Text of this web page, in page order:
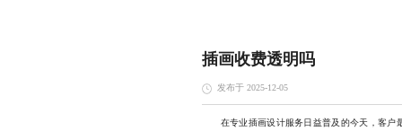
插画收费透明吗
发布于 2025-12-05
在专业插画设计服务日益普及的今天，客户